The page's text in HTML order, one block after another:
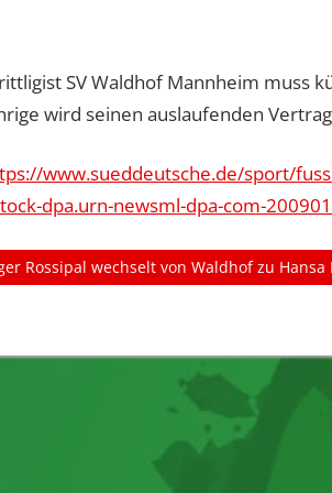
SV Waldhof Mannheim muss
wird seinen auslaufenden
www.sueddeutsche.de/sport/
dpa.urn-newsml-dpa-com-
Rossipal wechselt von Waldhof zu